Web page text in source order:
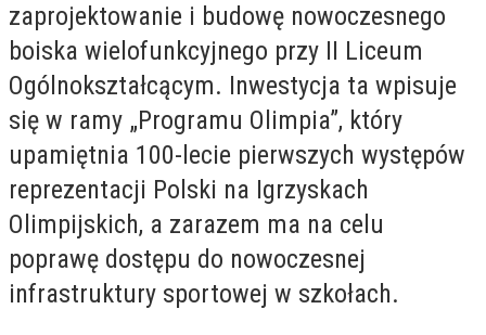
zaprojektowanie i budowę nowoczesnego
boiska wielofunkcyjnego przy II Liceum
Ogólnokształcącym. Inwestycja ta wpisuje
się w ramy „Programu Olimpia”, który
upamiętnia 100-lecie pierwszych występów
reprezentacji Polski na Igrzyskach
Olimpijskich, a zarazem ma na celu
poprawę dostępu do nowoczesnej
infrastruktury sportowej w szkołach.